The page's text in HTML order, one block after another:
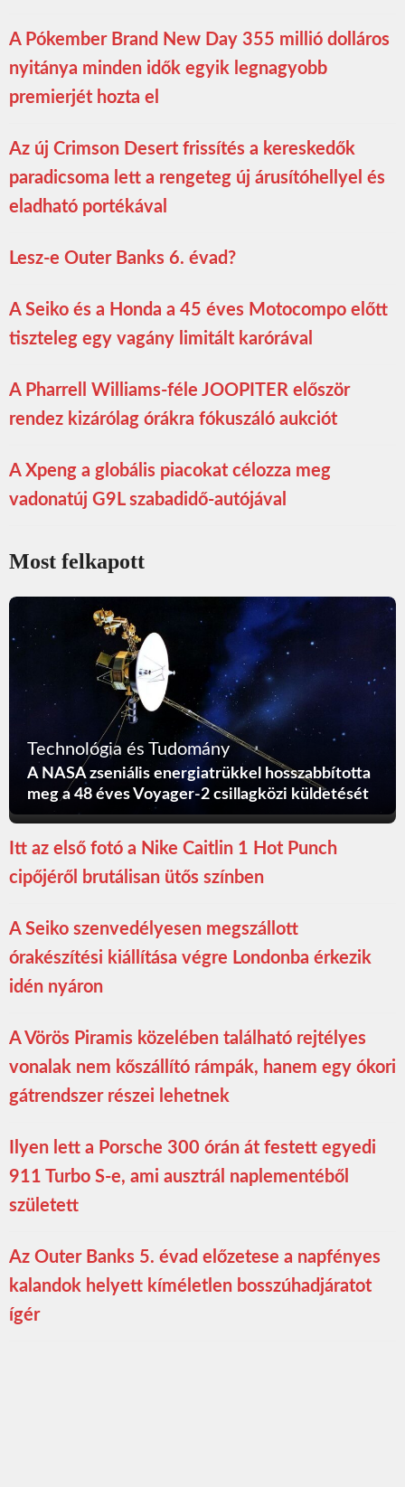
A Pókember Brand New Day 355 millió dolláros
nyitánya minden idők egyik legnagyobb
premierjét hozta el
Az új Crimson Desert frissítés a kereskedők
paradicsoma lett a rengeteg új árusítóhellyel és
eladható portékával
Lesz-e Outer Banks 6. évad?
A Seiko és a Honda a 45 éves Motocompo előtt
tiszteleg egy vagány limitált karórával
A Pharrell Williams-féle JOOPITER először
rendez kizárólag órákra fókuszáló aukciót
A Xpeng a globális piacokat célozza meg
vadonatúj G9L szabadidő-autójával
Most felkapott
Technológia és Tudomány
A NASA zseniális energiatrükkel hosszabbította
meg a 48 éves Voyager-2 csillagközi küldetését
Itt az első fotó a Nike Caitlin 1 Hot Punch
cipőjéről brutálisan ütős színben
A Seiko szenvedélyesen megszállott
órakészítési kiállítása végre Londonba érkezik
idén nyáron
A Vörös Piramis közelében található rejtélyes
vonalak nem kőszállító rámpák, hanem egy ókori
gátrendszer részei lehetnek
Ilyen lett a Porsche 300 órán át festett egyedi
911 Turbo S-e, ami ausztrál naplementéből
született
Az Outer Banks 5. évad előzetese a napfényes
kalandok helyett kíméletlen bosszúhadjáratot
ígér